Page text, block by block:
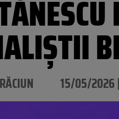
15/05/2026